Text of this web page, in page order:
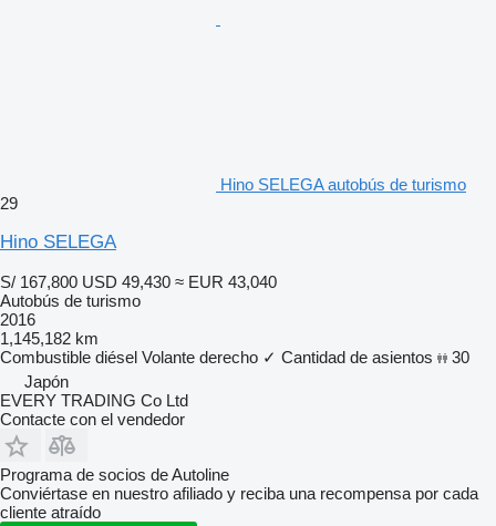
Hino SELEGA autobús de turismo
29
Hino SELEGA
S/ 167,800 USD 49,430 ≈ EUR 43,040
Autobús de turismo
2016
1,145,182 km
Combustible diésel Volante derecho ✓ Cantidad de asientos
30
Japón
EVERY TRADING Co Ltd
Contacte con el vendedor
Programa de socios de Autoline
Conviértase en nuestro afiliado y reciba una recompensa por cada
cliente atraído